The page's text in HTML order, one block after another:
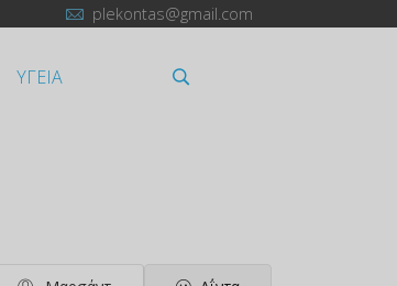
plekontas@gmail.com
ΥΓΕΙΑ